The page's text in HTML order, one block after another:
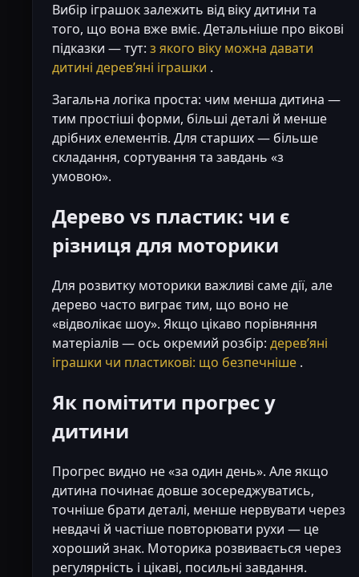
Вибір іграшок залежить від віку дитини та
того, що вона вже вміє. Детальніше про вікові
підказки — тут: з якого віку можна давати
дитині деревʼяні іграшки .
Загальна логіка проста: чим менша дитина —
тим простіші форми, більші деталі й менше
дрібних елементів. Для старших — більше
складання, сортування та завдань «з
умовою».
Дерево vs пластик: чи є
різниця для моторики
Для розвитку моторики важливі саме дії, але
дерево часто виграє тим, що воно не
«відволікає шоу». Якщо цікаво порівняння
матеріалів — ось окремий розбір: деревʼяні
іграшки чи пластикові: що безпечніше .
Як помітити прогрес у
дитини
Прогрес видно не «за один день». Але якщо
дитина починає довше зосереджуватись,
точніше брати деталі, менше нервувати через
невдачі й частіше повторювати рухи — це
хороший знак. Моторика розвивається через
регулярність і цікаві, посильні завдання.